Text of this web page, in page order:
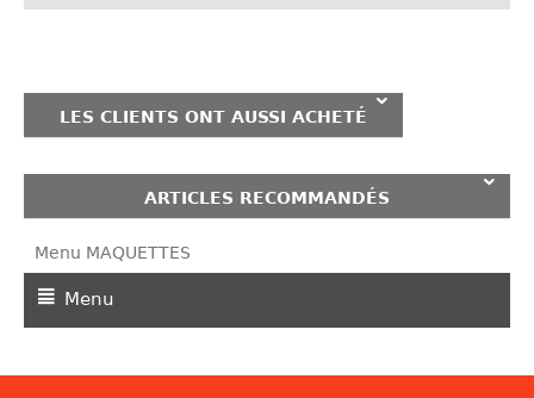
LES CLIENTS ONT AUSSI ACHETÉ
ARTICLES RECOMMANDÉS
Menu MAQUETTES
Menu